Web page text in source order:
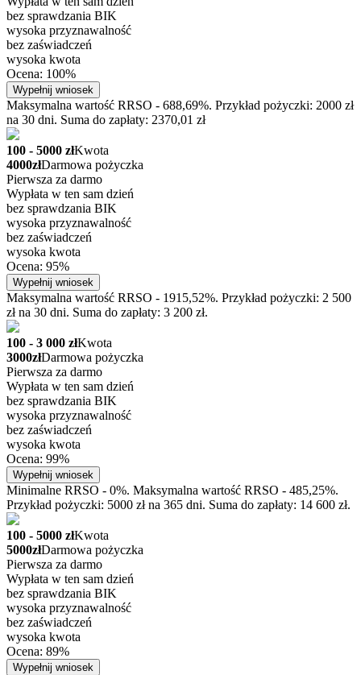
bez sprawdzania BIK
wysoka przyznawalność
bez zaświadczeń
wysoka kwota
Ocena: 100%
Wypełnij wniosek
Maksymalna wartość RRSO - 688,69%. Przykład pożyczki: 2000 zł
na 30 dni. Suma do zapłaty: 2370,01 zł
100 - 5000 złKwota
4000złDarmowa pożyczka
Pierwsza za darmo
Wypłata w ten sam dzień
bez sprawdzania BIK
wysoka przyznawalność
bez zaświadczeń
wysoka kwota
Ocena: 95%
Wypełnij wniosek
Maksymalna wartość RRSO - 1915,52%. Przykład pożyczki: 2 500
zł na 30 dni. Suma do zapłaty: 3 200 zł.
100 - 3 000 złKwota
3000złDarmowa pożyczka
Pierwsza za darmo
Wypłata w ten sam dzień
bez sprawdzania BIK
wysoka przyznawalność
bez zaświadczeń
wysoka kwota
Ocena: 99%
Wypełnij wniosek
Minimalne RRSO - 0%. Maksymalna wartość RRSO - 485,25%.
Przykład pożyczki: 5000 zł na 365 dni. Suma do zapłaty: 14 600 zł.
100 - 5000 złKwota
5000złDarmowa pożyczka
Pierwsza za darmo
Wypłata w ten sam dzień
bez sprawdzania BIK
wysoka przyznawalność
bez zaświadczeń
wysoka kwota
Ocena: 89%
Wypełnij wniosek